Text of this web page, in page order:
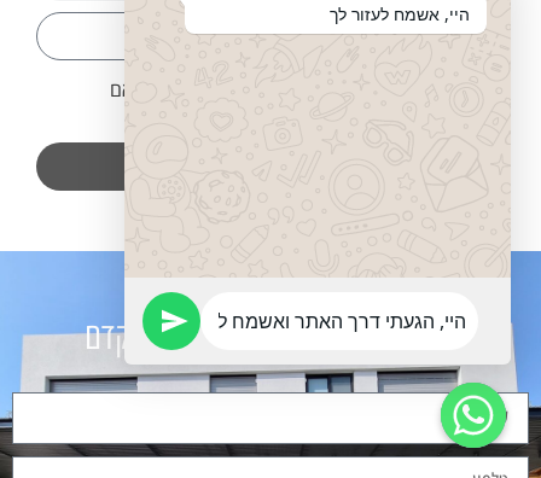
אני מסכים שהפרטים ישמשו ליצירת קשר בהתאם
מלאו פרטיםונחזור אליכם בהקדם
היי, אשמח לעזור לך